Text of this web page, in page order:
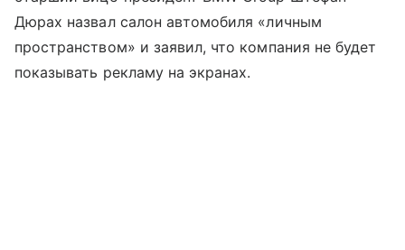
Дюрах назвал салон автомобиля «личным
пространством» и заявил, что компания не будет
показывать рекламу на экранах.